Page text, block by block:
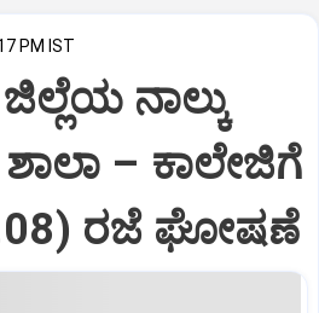
PM IST
ನಾಲ್ಕು
– ಕಾಲೇಜಿಗೆ
ರಜೆ ಘೋಷಣೆ